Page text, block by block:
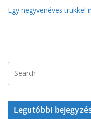
Egy negyvenéves
Legutóbbi